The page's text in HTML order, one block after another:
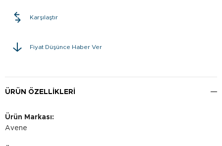
Karşılaştır
Fiyat Düşünce Haber Ver
ÜRÜN ÖZELLIKLERI
Ürün Markası:
Avene